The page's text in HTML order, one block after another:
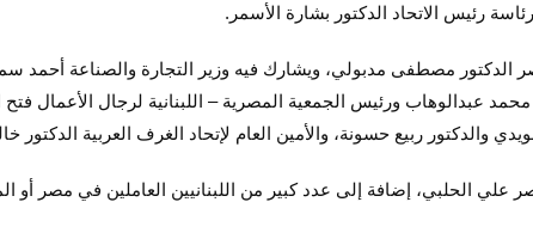
رئيس الاتحاد الدكتور بشارة الأسمر.
مصطفى مدبولي، ويشارك فيه وزير التجارة والصناعة أحمد
عبدالوهاب ورئيس الجمعية المصرية – اللبنانية لرجال الأعمال فتح
والدكتور ربيع حسونة، والأمين العام لإتحاد الغرف العربية الدكتور
الحلبي، إضافة إلى عدد كبير من اللبنانيين العاملين في مصر أو